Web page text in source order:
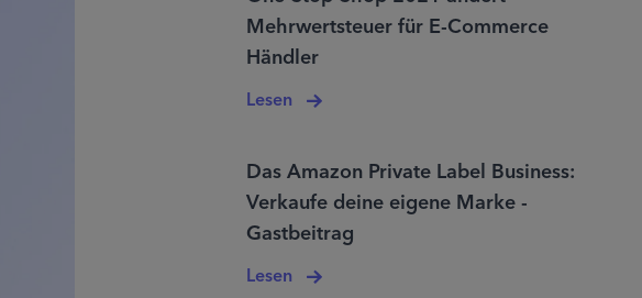
Mehrwertsteuer für E-Commerce
Händler
Lesen
Das Amazon Private Label Business:
Verkaufe deine eigene Marke -
Gastbeitrag
Lesen